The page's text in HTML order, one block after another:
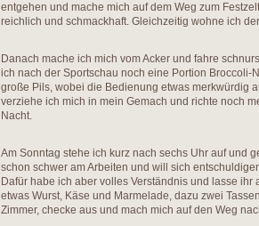
entgehen und mache mich auf dem Weg zum
reichlich und schmackhaft. Gleichzeitig wohne ich
Danach mache ich mich vom Acker und fahre
ich nach der Sportschau noch eine Portion
große Pils, wobei die Bedienung etwas merkwürdig
verziehe ich mich in mein Gemach und richte noch
Nacht.
Am Sonntag stehe ich kurz nach sechs Uhr auf und
schon schwer am Arbeiten und will sich
Dafür habe ich aber volles Verständnis und lasse
etwas Wurst, Käse und Marmelade, dazu zwei
Zimmer, checke aus und mach mich auf den Weg